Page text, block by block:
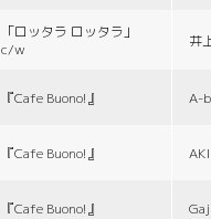
「ロッタラ ロッタラ」
c/w
井
『Cafe Buono!』 A-
『Cafe Buono!』
『Cafe Buono!』